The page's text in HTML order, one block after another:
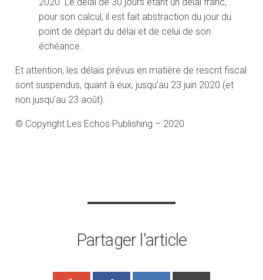
pour son calcul, il est fait abstraction du jour du
point de départ du délai et de celui de son
échéance.
Et attention, les délais prévus en matière de rescrit fiscal
sont suspendus, quant à eux, jusqu’au 23 juin 2020 (et
non jusqu’au 23 août).
© Copyright Les Echos Publishing – 2020
Partager l'article